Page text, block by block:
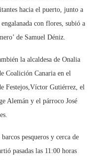
hacia el puerto, junto a
con flores, subió a
de Samuel Déniz.
la alcaldesa de Onalia
Coalición Canaria en el
Festejos,Víctor Gutiérrez, el
Alemán y el párroco José
pesqueros y cerca de
pasadas las 11:00 horas